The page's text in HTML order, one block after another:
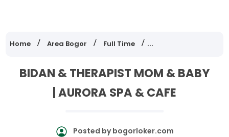
Home Area Bogor Full Time Lowongan Kerja
BIDAN & THERAPIST MOM & BABY
| AURORA SPA & CAFE
Posted bybogorloker.com